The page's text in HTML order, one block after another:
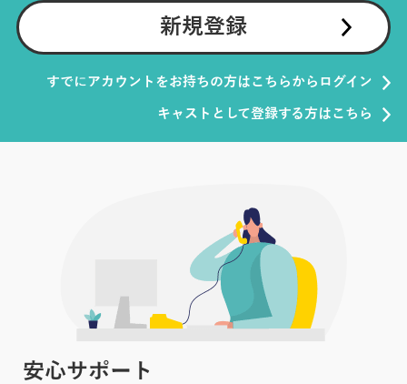
新規登録
すでにアカウントをお持ちの方はこちらからログイン
キャストとして登録する方はこちら
安心サポート